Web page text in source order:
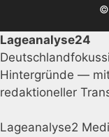
©
Lageanalyse24
Hintergründe —
redaktioneller
Lageanalyse2